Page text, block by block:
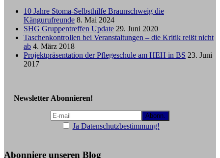
10 Jahre Stoma-Selbsthilfe Braunschweig die
Kängurufreunde 8. Mai 2024
SHG Gruppentreffen Update 29. Juni 2020
Taschenkontrollen bei Veranstaltungen – die Kritik reißt nicht
ab 4. März 2018
Projektpräsentation der Pflegeschule am HEH in BS 23. Juni
2017
Newsletter Abonnieren!
Ja Datenschutzbestimmung!
Abonniere unseren Blog